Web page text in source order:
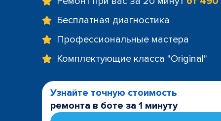
Бесплатная диагностика
Профессиональные мастера
Комплектующие класса "Original"
Узнайте точную стоимость
ремонта в боте за 1 минуту